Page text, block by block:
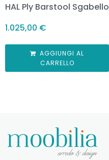
HAL Ply Barstool Sgabello
1.025,00 €
AGGIUNGI AL
CARRELLO